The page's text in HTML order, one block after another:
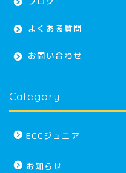
よくある質問
お問い合わせ
Category
ECCジュニア
お知らせ